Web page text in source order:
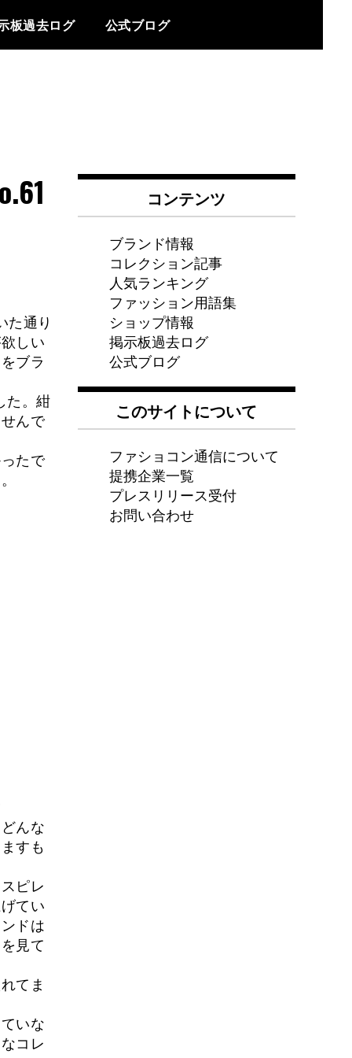
板過去ログ 公式ブログ
た通り
しい
ブラ
た。紺
んで
たで
んな
すも
ピレ
てい
ドは
見て
てま
いな
コレ
コンテンツ
ブランド情報
コレクション記事
人気ランキング
ファッション用語集
ショップ情報
掲示板過去ログ
公式ブログ
このサイトについて
ファショコン通信について
提携企業一覧
プレスリリース受付
お問い合わせ